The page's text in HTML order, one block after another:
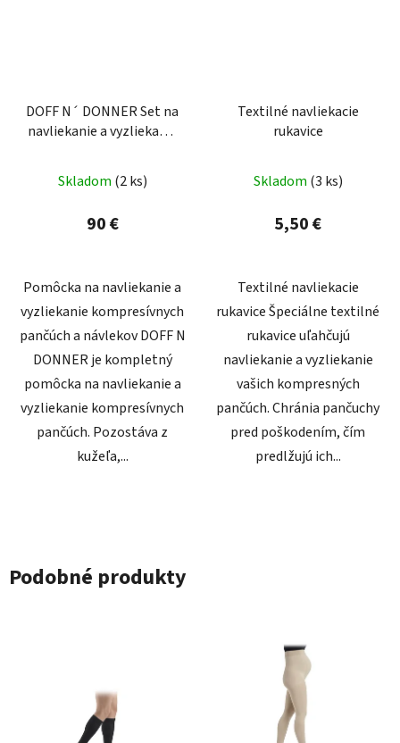
DOFF N´ DONNER Set na
navliekanie a vyzliekanie
Skladom (2 ks)
90 €
Pomôcka na navliekanie a
vyzliekanie kompresívnych
pančúch a návlekov DOFF N
DONNER je kompletný
pomôcka na navliekanie a
vyzliekanie kompresívnych
pančúch. Pozostáva z
kužeľa,...
Textilné navliekacie
rukavice
Skladom (3 ks)
5,50 €
Textilné navliekacie
rukavice Špeciálne textilné
rukavice uľahčujú
navliekanie a vyzliekanie
vašich kompresných
pančúch. Chránia pančuchy
pred poškodením, čím
predlžujú ich...
Podobné produkty